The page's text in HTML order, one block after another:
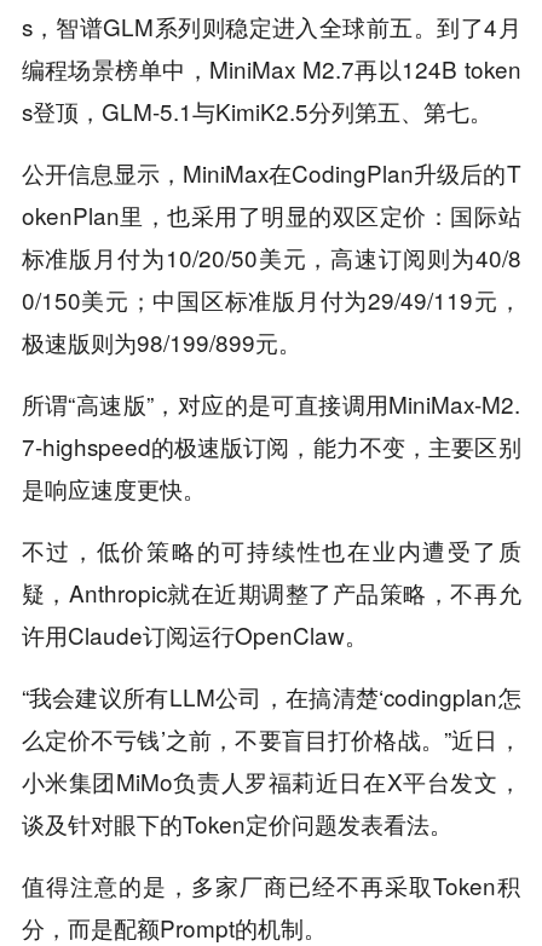
s，智谱GLM系列则稳定进入全球前五。到了4月
编程场景榜单中，MiniMax M2.7再以124B token
s登顶，GLM-5.1与KimiK2.5分列第五、第七。
公开信息显示，MiniMax在CodingPlan升级后的T
okenPlan里，也采用了明显的双区定价：国际站
标准版月付为10/20/50美元，高速订阅则为40/8
0/150美元；中国区标准版月付为29/49/119元，
极速版则为98/199/899元。
所谓“高速版”，对应的是可直接调用MiniMax-M2.
7-highspeed的极速版订阅，能力不变，主要区别
是响应速度更快。
不过，低价策略的可持续性也在业内遭受了质
疑，Anthropic就在近期调整了产品策略，不再允
许用Claude订阅运行OpenClaw。
“我会建议所有LLM公司，在搞清楚‘codingplan怎
么定价不亏钱’之前，不要盲目打价格战。”近日，
小米集团MiMo负责人罗福莉近日在X平台发文，
谈及针对眼下的Token定价问题发表看法。
值得注意的是，多家厂商已经不再采取Token积
分，而是配额Prompt的机制。